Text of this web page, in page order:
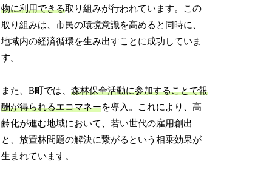
物に利用できる取り組みが行われています。この
取り組みは、市民の環境意識を高めると同時に、
地域内の経済循環を生み出すことに成功していま
す。
また、B町では、森林保全活動に参加することで報
酬が得られるエコマネーを導入。これにより、高
齢化が進む地域において、若い世代の雇用創出
と、放置林問題の解決に繋がるという相乗効果が
生まれています。